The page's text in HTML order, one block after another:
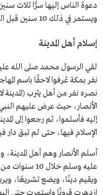
دعوة الناس إليها سرًّا ثلاث
ويستمر في ذلك 10 سنين قبل الهجرة إلى
إسلام أهل المدينة
لقي الرسول محمد صلى الله
نفر بمكة عُرفوا لاحقًا باسم
نصره نفر من أهل يثرب
الأنصار، حيث عرض عليهم
إليه فأسلموا، ثم رجعوا إلى
الإسلام فيها، حتى لم تبق دار
أسلم الأنصار وهم أهل
عليه وسلم
ويقيم دينًا، ويضع تشريعًا،
ازدهرت قرونًا واستمرت حتى